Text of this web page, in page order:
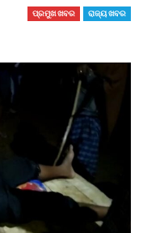
ପ୍ରମୁଖ ଖବର ରାଜ୍ୟ ଖବର